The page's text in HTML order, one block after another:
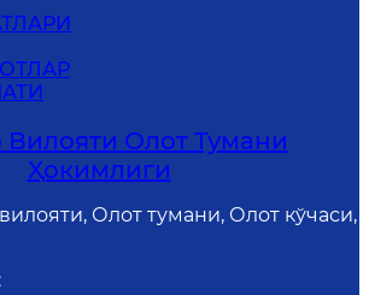
Вилояти Олот Тумани
Ҳокимлиги
Олот тумани, Олот кўчаси,
: